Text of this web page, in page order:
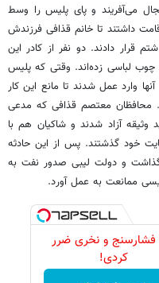
می‌آفریند و پای پلیس را وسط
داشتند تا خانم قذافی فرزندش
قرار دادند. دو نفر از کادر این
چوب لباسی زده‌اند. وقتی که پلیس
وارد عمل شدند تا مانع این کار
محافظان معتصم قذافی که مدعی
وثیقه آزاد شدند و شاکیان هم با
خود گذشتند. پس از این حادثه
و دولت لیبی صدور نفت به
ممانعت به عمل آورد.
فشارسنج و نخری ضرر
کردی!